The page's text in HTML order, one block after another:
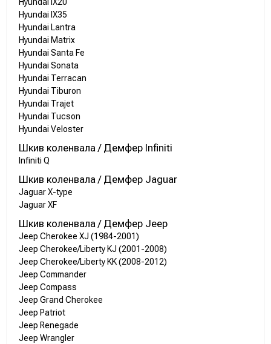
Hyundai IX20
Hyundai IX35
Hyundai Lantra
Hyundai Matrix
Hyundai Santa Fe
Hyundai Sonata
Hyundai Terracan
Hyundai Tiburon
Hyundai Trajet
Hyundai Tucson
Hyundai Veloster
Шкив коленвала / Демфер Infiniti
Infiniti Q
Шкив коленвала / Демфер Jaguar
Jaguar X-type
Jaguar XF
Шкив коленвала / Демфер Jeep
Jeep Cherokee XJ (1984-2001)
Jeep Cherokee/Liberty KJ (2001-2008)
Jeep Cherokee/Liberty KK (2008-2012)
Jeep Commander
Jeep Compass
Jeep Grand Cherokee
Jeep Patriot
Jeep Renegade
Jeep Wrangler